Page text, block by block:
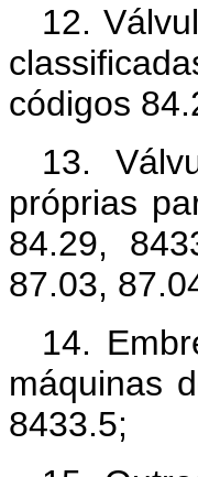
12.
códigos
13.
próprias
84.29,
87.03,
14.
máquinas
8433.5;